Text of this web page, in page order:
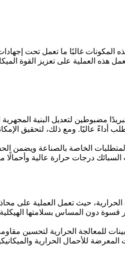
المكونات غالبًا ما تعمل تحت
هذه العملية على تعزيز القوة
مضبوطين لتعديل البنية
عاليًا. ومع ذلك، لتحقيق
المتطلبات الخاصة بالصناعة
درجات حرارة عالية وأحمالًا
حيث تعمل العملية على
دون المساس بسلامتها
للمعالجة الحرارية لتحسين